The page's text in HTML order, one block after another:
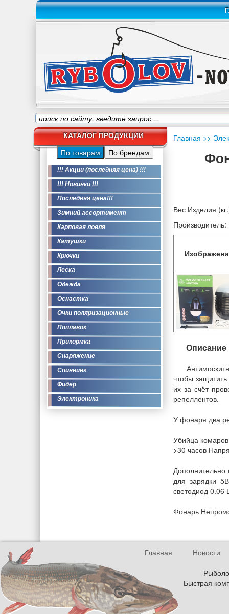
КАТАЛОГ ПРОДУКЦИИ
По товарам По брендам
!!! Акции (последняя цена) !!!
!!! Новинки !!!
Последняя цена!!!
Зимний ассортимент
Карповая ловля
Катушки
Крючки
Леска
Одежда
Оснастка
Очки поляризационные
Поплавок
Прикормка
Снаряжение
Спиннинг
Фидер
Электроника
Главная >>
Вес Изделия
Производитель:
Описание
чтобы
их за счёт
репеллентов.
У фонаря два
Убийца
>30 часов
Дополнительно
для зарядки
светодиод 0.06
Фонарь
Главная
Новости
Быстрая